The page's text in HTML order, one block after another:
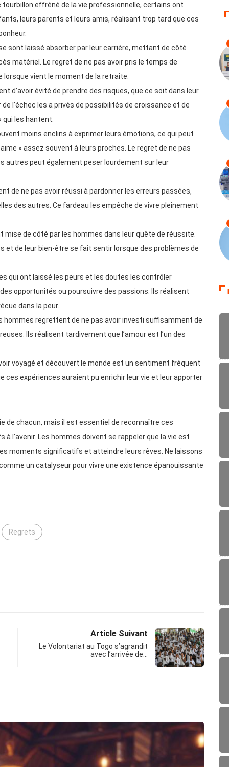
effréné de la vie professionnelle, certains ont
leurs parents et leurs amis, réalisant trop tard que ces
sont laissé absorber par leur carrière, mettant de côté
matériel. Le regret de ne pas avoir pris le temps de
vient le moment de la retraite.
d’avoir évité de prendre des risques, que ce soit dans leur
l’échec les a privés de possibilités de croissance et de
qui les hantent.
moins enclins à exprimer leurs émotions, ce qui peut
» assez souvent à leurs proches. Le regret de ne pas
autres peut également peser lourdement sur leur
de ne pas avoir réussi à pardonner les erreurs passées,
des autres. Ce fardeau les empêche de vivre pleinement
mise de côté par les hommes dans leur quête de réussite.
et de leur bien-être se fait sentir lorsque des problèmes de
qui ont laissé les peurs et les doutes les contrôler
opportunités ou poursuivre des passions. Ils réalisent
dans la peur.
hommes regrettent de ne pas avoir investi suffisamment de
Ils réalisent tardivement que l’amour est l’un des
voyagé et découvert le monde est un sentiment fréquent
ces expériences auraient pu enrichir leur vie et leur apporter
de chacun, mais il est essentiel de reconnaître ces
l’avenir. Les hommes doivent se rappeler que la vie est
moments significatifs et atteindre leurs rêves. Ne laissons
un catalyseur pour vivre une existence épanouissante
Regrets
Article Suivant
Le Volontariat au Togo s’agrandit
avec l’arrivée de…